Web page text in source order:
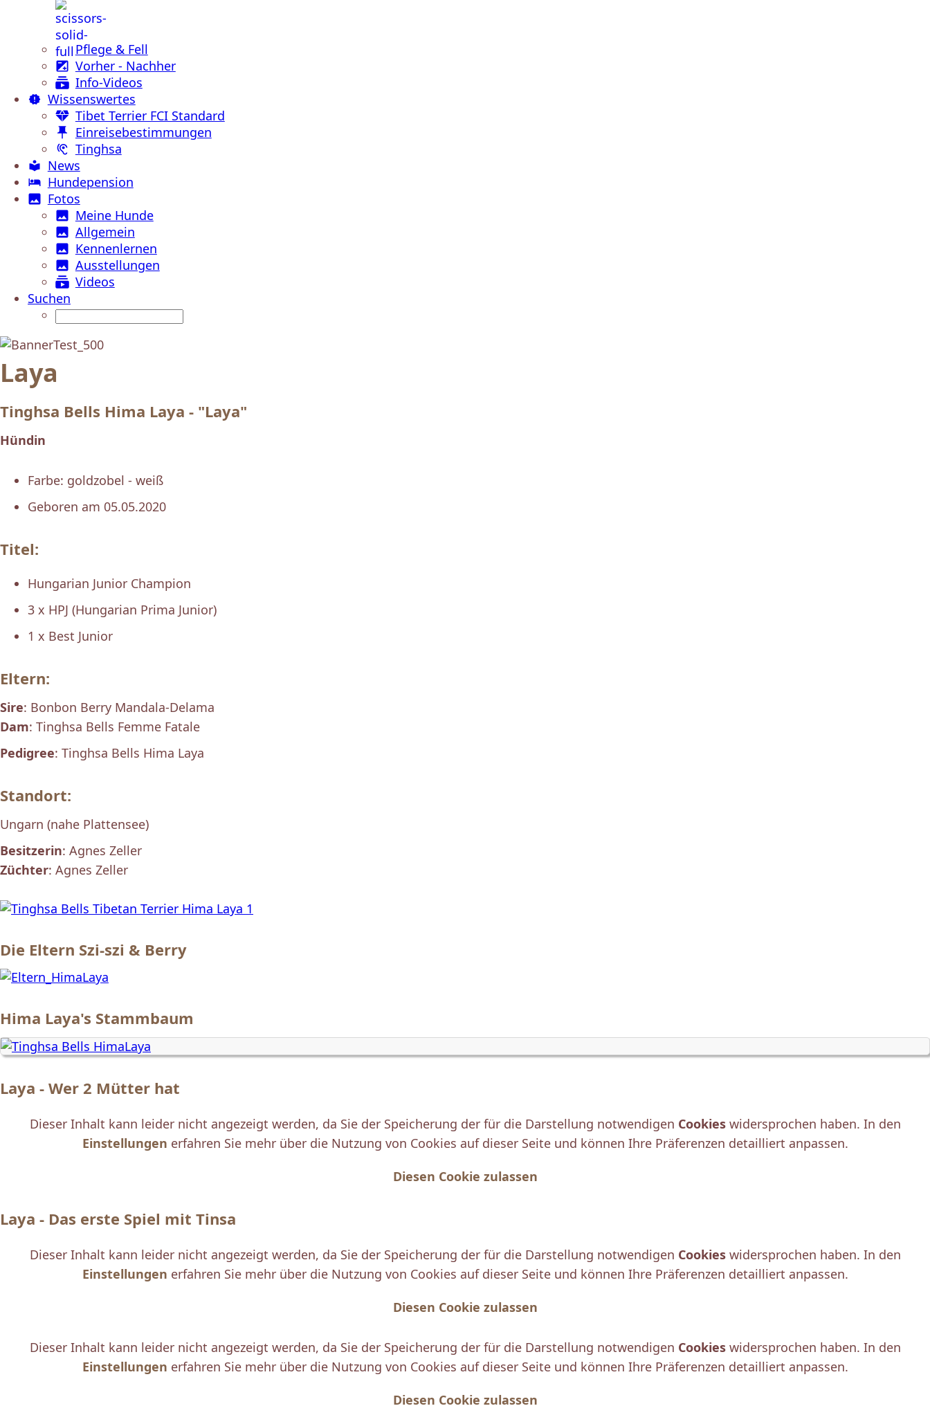
Pflege & Fell
Vorher - Nachher
Info-Videos
Wissenswertes
Tibet Terrier FCI Standard
Einreisebestimmungen
Tinghsa
News
Hundepension
Fotos
Meine Hunde
Allgemein
Kennenlernen
Ausstellungen
Videos
Suchen
Laya
Tinghsa Bells Hima Laya - "Laya"
Hündin
Farbe: goldzobel - weiß
Geboren am 05.05.2020
Titel:
Hungarian Junior Champion
3 x HPJ (Hungarian Prima Junior)
1 x Best Junior
Eltern:
Sire: Bonbon Berry Mandala-Delama
Dam: Tinghsa Bells Femme Fatale
Pedigree: Tinghsa Bells Hima Laya
Standort:
Ungarn (nahe Plattensee)
Besitzerin: Agnes Zeller
Züchter: Agnes Zeller
Die Eltern Szi-szi & Berry
Hima Laya's Stammbaum
Laya - Wer 2 Mütter hat
Dieser Inhalt kann leider nicht angezeigt werden, da Sie der Speicherung der für die Darstellung notwendigen Cookieswidersprochen haben. In den
Einstellungen erfahren Sie mehr über die Nutzung von Cookies auf dieser Seite und können Ihre Präferenzen detailliert anpassen.
Diesen Cookie zulassen
Laya - Das erste Spiel mit Tinsa
Dieser Inhalt kann leider nicht angezeigt werden, da Sie der Speicherung der für die Darstellung notwendigen Cookieswidersprochen haben. In den
Einstellungen erfahren Sie mehr über die Nutzung von Cookies auf dieser Seite und können Ihre Präferenzen detailliert anpassen.
Diesen Cookie zulassen
Dieser Inhalt kann leider nicht angezeigt werden, da Sie der Speicherung der für die Darstellung notwendigen Cookieswidersprochen haben. In den
Einstellungen erfahren Sie mehr über die Nutzung von Cookies auf dieser Seite und können Ihre Präferenzen detailliert anpassen.
Diesen Cookie zulassen